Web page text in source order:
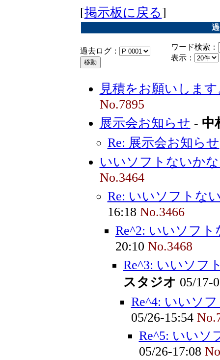
[掲示板に戻る]
過去ログ：
ワード検索：
表示：
見積をお願いします
No.7895
展示会お知らせ - 中
Re: 展示会お知らせ
いいソフトないか
No.3464
Re: いいソフトな
16:18 No.3466
Re^2: いいソフ
20:10 No.3468
Re^3: いいソフ
スタジオ 05/17-
Re^4: いいソ
05/26-15:54
Re^5: いいソ
05/26-17:08